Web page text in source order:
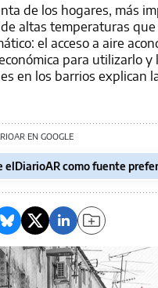
de los hogares, más
altas temperaturas
el acceso a aire
para utilizarlo y
en los barrios explican
EN GOOGLE
elDiarioAR como fuente